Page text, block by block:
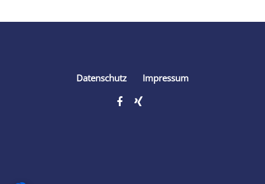
Datenschutz Impressum